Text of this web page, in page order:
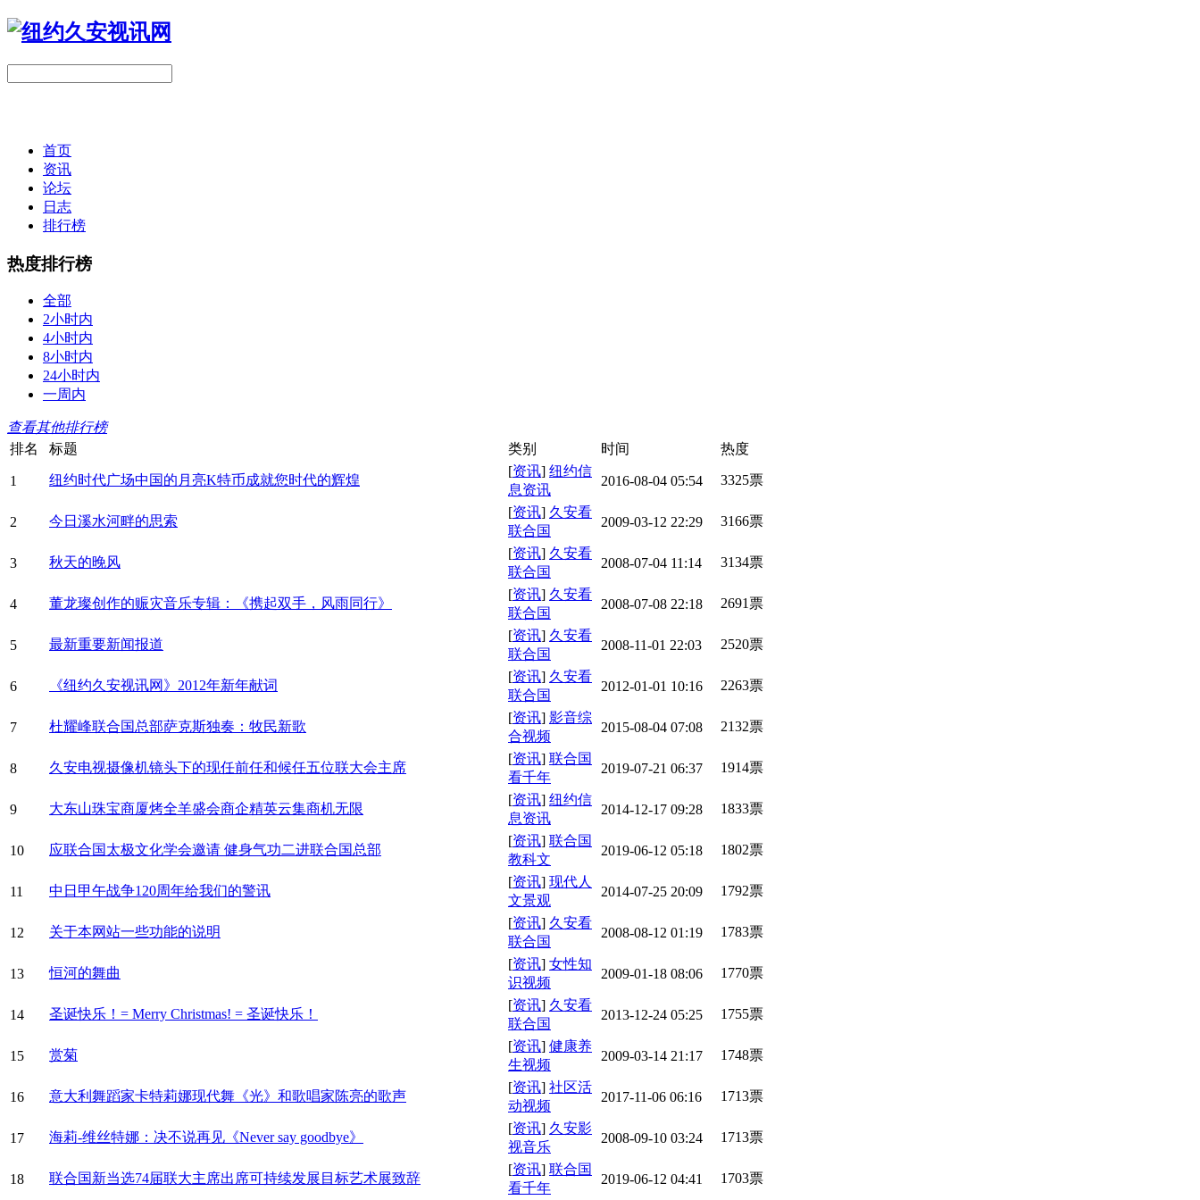
首页
资讯
论坛
日志
排行榜
热度排行榜
全部
2小时内
4小时内
8小时内
24小时内
一周内
查看其他排行榜
排名
标题 类别 时间 热度
1 纽约时代广场中国的月亮K特币成就您时代的辉煌
[资讯] 纽约信
息资讯
2016-08-04 05:54 3325票
2 今日溪水河畔的思索
[资讯] 久安看
联合国
2009-03-12 22:29 3166票
3 秋天的晚风
[资讯] 久安看
联合国
2008-07-04 11:14 3134票
4 董龙璨创作的赈灾音乐专辑：《携起双手，风雨同行》
[资讯] 久安看
联合国
2008-07-08 22:18 2691票
5 最新重要新闻报道
[资讯] 久安看
联合国
2008-11-01 22:03 2520票
6 《纽约久安视讯网》2012年新年献词
[资讯] 久安看
联合国
2012-01-01 10:16 2263票
7 杜耀峰联合国总部萨克斯独奏：牧民新歌
[资讯] 影音综
合视频
2015-08-04 07:08 2132票
8 久安电视摄像机镜头下的现任前任和候任五位联大会主席
[资讯] 联合国
看千年
2019-07-21 06:37 1914票
9 大东山珠宝商厦烤全羊盛会商企精英云集商机无限
[资讯] 纽约信
息资讯
2014-12-17 09:28 1833票
10 应联合国太极文化学会邀请 健身气功二进联合国总部
[资讯] 联合国
教科文
2019-06-12 05:18 1802票
11 中日甲午战争120周年给我们的警讯
[资讯] 现代人
文景观
2014-07-25 20:09 1792票
12 关于本网站一些功能的说明
[资讯] 久安看
联合国
2008-08-12 01:19 1783票
13 恒河的舞曲
[资讯] 女性知
识视频
2009-01-18 08:06 1770票
14 圣诞快乐！= Merry Christmas! = 圣诞快乐！
[资讯] 久安看
联合国
2013-12-24 05:25 1755票
15 赏菊
[资讯] 健康养
生视频
2009-03-14 21:17 1748票
16 意大利舞蹈家卡特莉娜现代舞《光》和歌唱家陈亮的歌声
[资讯] 社区活
动视频
2017-11-06 06:16 1713票
17 海莉-维丝特娜：决不说再见《Never say goodbye》
[资讯] 久安影
视音乐
2008-09-10 03:24 1713票
18 联合国新当选74届联大主席出席可持续发展目标艺术展致辞
[资讯] 联合国
看千年
2019-06-12 04:41 1703票